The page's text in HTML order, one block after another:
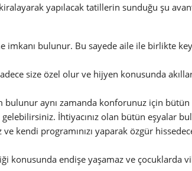
yapılacak tatillerin sunduğu şu
imkanı bulunur. Bu sayede aile ile birlikte
size özel olur ve hijyen konusunda
bulunur aynı zamanda konforunuz için
İhtiyacınız olan bütün eşyalar
kendi programınızı yaparak özgür
konusunda endişe yaşamaz ve çocuklarda